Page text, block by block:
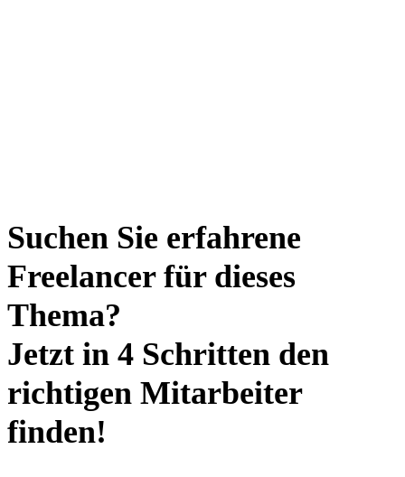
Suchen Sie erfahrene
Freelancer für dieses
Thema?
Jetzt in 4 Schritten den
richtigen Mitarbeiter
finden!